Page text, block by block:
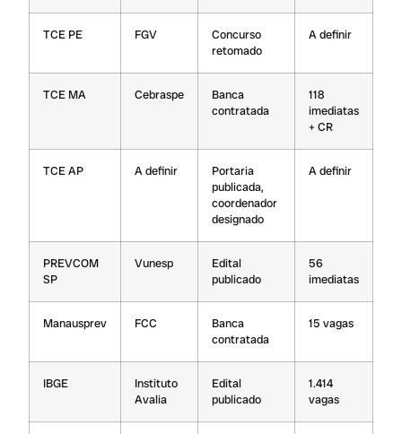
TCE PE FGV
Concurso
retomado
A definir
TCE MA Cebraspe
Banca
contratada
118
imediatas
+ CR
TCE AP A definir
Portaria
publicada,
coordenador
designado
A definir
PREVCOM
SP
Vunesp
Edital
publicado
56
imediatas
Manausprev FCC
Banca
contratada
15 vagas
IBGE
Instituto
Avalia
Edital
publicado
1.414
vagas